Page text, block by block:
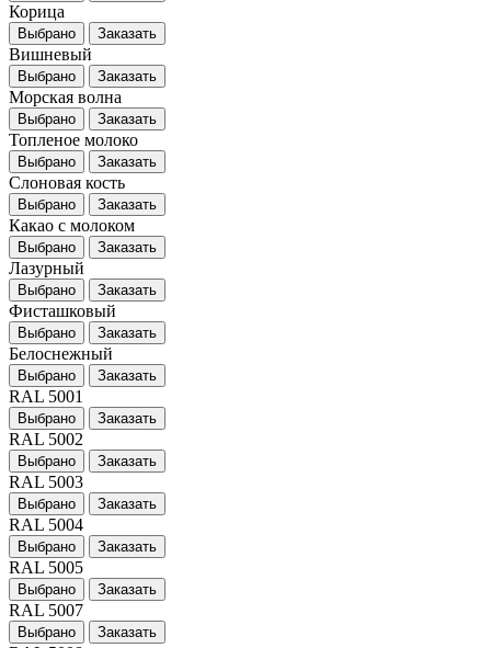
Корица
Выбрано Заказать
Вишневый
Выбрано Заказать
Морская волна
Выбрано Заказать
Топленое молоко
Выбрано Заказать
Слоновая кость
Выбрано Заказать
Какао с молоком
Выбрано Заказать
Лазурный
Выбрано Заказать
Фисташковый
Выбрано Заказать
Белоснежный
Выбрано Заказать
RAL 5001
Выбрано Заказать
RAL 5002
Выбрано Заказать
RAL 5003
Выбрано Заказать
RAL 5004
Выбрано Заказать
RAL 5005
Выбрано Заказать
RAL 5007
Выбрано Заказать